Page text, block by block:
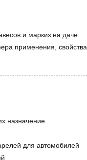
и маркиз на даче
применения, свойства
назначение
для автомобилей